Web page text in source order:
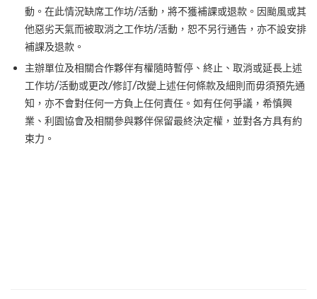
動。在此情況缺席工作坊/活動，將不獲補課或退款。因颱風或其
他惡劣天氣而被取消之工作坊/活動，恕不另行通告，亦不設安排
補課及退款。
主辦單位及相關合作夥伴有權隨時暫停、終止、取消或延長上述
工作坊/活動或更改/修訂/改變上述任何條款及細則而毋須預先通
知，亦不會對任何一方負上任何責任。如有任何爭議，希慎興
業、利園協會及相關參與夥伴保留最終決定權，並對各方具有約
束力。